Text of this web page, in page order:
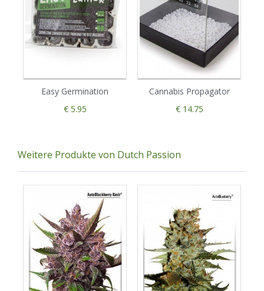
Easy Germination
€ 5.95
Cannabis Propagator
€ 14.75
Weitere Produkte von Dutch Passion